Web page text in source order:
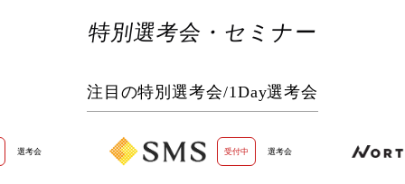
特別選考会・セミナー
注目の特別選考会/1Day選考会
選考会 受付中 選考会